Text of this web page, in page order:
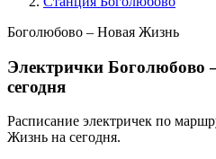
Боголюбово – Новая Жизнь
Электрички Боголюбово
сегодня
Расписание электричек по
Жизнь на сегодня.